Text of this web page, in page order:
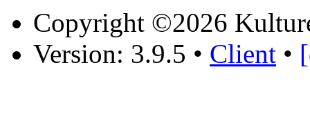
Copyright ©2026
Version: 3.9.5 • Client •